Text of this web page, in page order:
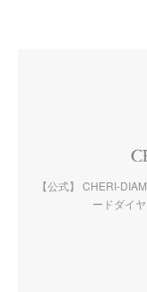
【公式】 CHERI-
ードダイ